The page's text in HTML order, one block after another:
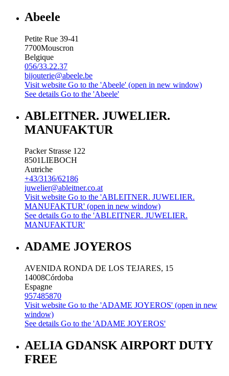
Abeele
Petite Rue 39-41
7700Mouscron
Belgique
056/33.22.37
bijouterie@abeele.be
Visit website Go to the 'Abeele' (open in new window)
See details Go to the 'Abeele'
ABLEITNER. JUWELIER.
MANUFAKTUR
Packer Strasse 122
8501LIEBOCH
Autriche
+43/3136/62186
juwelier@ableitner.co.at
Visit website Go to the 'ABLEITNER. JUWELIER.
MANUFAKTUR' (open in new window)
See details Go to the 'ABLEITNER. JUWELIER.
MANUFAKTUR'
ADAME JOYEROS
AVENIDA RONDA DE LOS TEJARES, 15
14008Córdoba
Espagne
957485870
Visit website Go to the 'ADAME JOYEROS' (open in new
window)
See details Go to the 'ADAME JOYEROS'
AELIA GDANSK AIRPORT DUTY
FREE